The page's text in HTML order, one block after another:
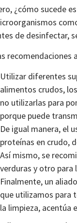
¿cómo sucede
de desinfectar,
recomendaciones
Utilizar diferentes
alimentos crudos,
no utilizarlas para
porque puede
De igual manera, el
proteínas en crudo,
Así mismo, se
verduras y otro para
Finalmente, un
que utilizamos para
la limpieza, acentúa